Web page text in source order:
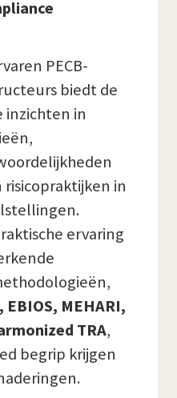
PECB-
biedt de
inzichten in
in
ervaring
EBIOS, MEHARI,
TRA,
begrip krijgen